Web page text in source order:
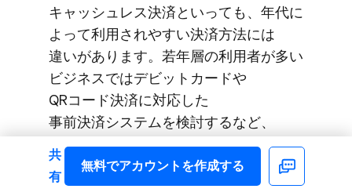
キャッシュレス決済と​いっても、​年代に​
よって​利用されやすい​決済方​法には​
違いが​あります。​若年層の​利用者が​多い​
ビジネスでは​デビットカードや​
QRコード決済に​対応した​
事前決済システムを​検討するなど、​
ターゲット層が​普段​使っている​支払い方​
法を​把握したうえで​選びましょう。
Facebook
共
有
無料で​アカウントを​作成する